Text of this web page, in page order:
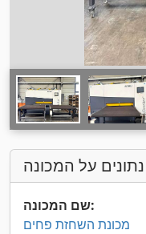
נתונים על המכונה
שם המכונה:
מכונת השחזת פחים